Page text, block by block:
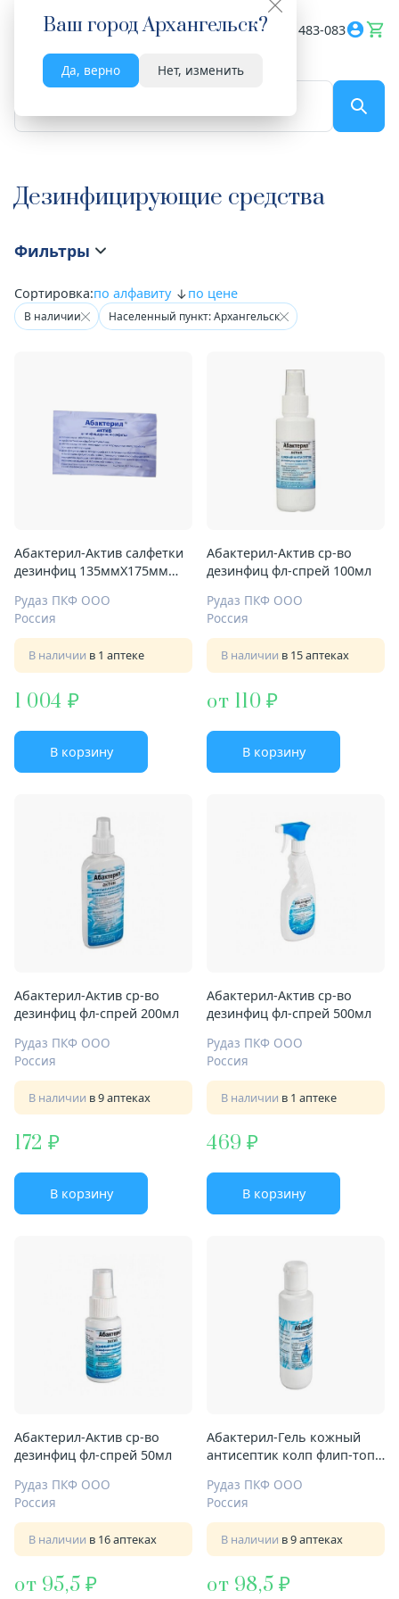
Ваш городАрхангельск?
Да, верно Нет, изменить
Весь сайт 8182 483-083
Дезинфицирующие средства
Фильтры
Сортировка:по алфавиту по цене
В наличии Населенный пункт: Архангельск
Абактерил-Актив салфетки
дезинфиц 135ммХ175мм
Рудаз ПКФ ООО
Россия
В наличии в 1 аптеке
1 004
В корзину
Абактерил-Актив ср-во
дезинфиц фл-спрей 100мл
Рудаз ПКФ ООО
Россия
В наличии в 15 аптеках
от 110
В корзину
Абактерил-Актив ср-во
дезинфиц фл-спрей 200мл
Рудаз ПКФ ООО
Россия
В наличии в 9 аптеках
172
В корзину
Абактерил-Актив ср-во
дезинфиц фл-спрей 500мл
Рудаз ПКФ ООО
Россия
В наличии в 1 аптеке
469
В корзину
Абактерил-Актив ср-во
дезинфиц фл-спрей 50мл
Рудаз ПКФ ООО
Россия
В наличии в 16 аптеках
от 95,5
Абактерил-Гель кожный
антисептик колп флип-топ
Рудаз ПКФ ООО
Россия
В наличии в 9 аптеках
от 98,5